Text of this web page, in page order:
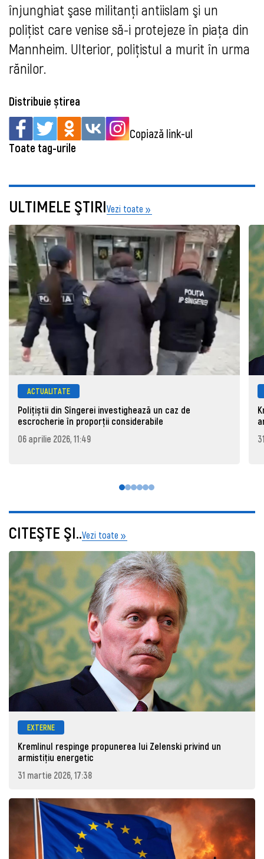
înjunghiat şase militanţi antiislam şi un
poliţist care venise să-i protejeze în piaţa din
Mannheim. Ulterior, poliţistul a murit în urma
rănilor.
Distribuie știrea
Copiază link-ul
Toate tag-urile
ULTIMELE ŞTIRIVezi toate
ACTUALITATE
Polițiștii din Sîngerei investighează un caz de
escrocherie în proporții considerabile
06 aprilie 2026, 11:49
CITEŞTE ŞI..Vezi toate
EXTERNE
Kremlinul respinge propunerea lui Zelenski privind un
armistițiu energetic
31 martie 2026, 17:38